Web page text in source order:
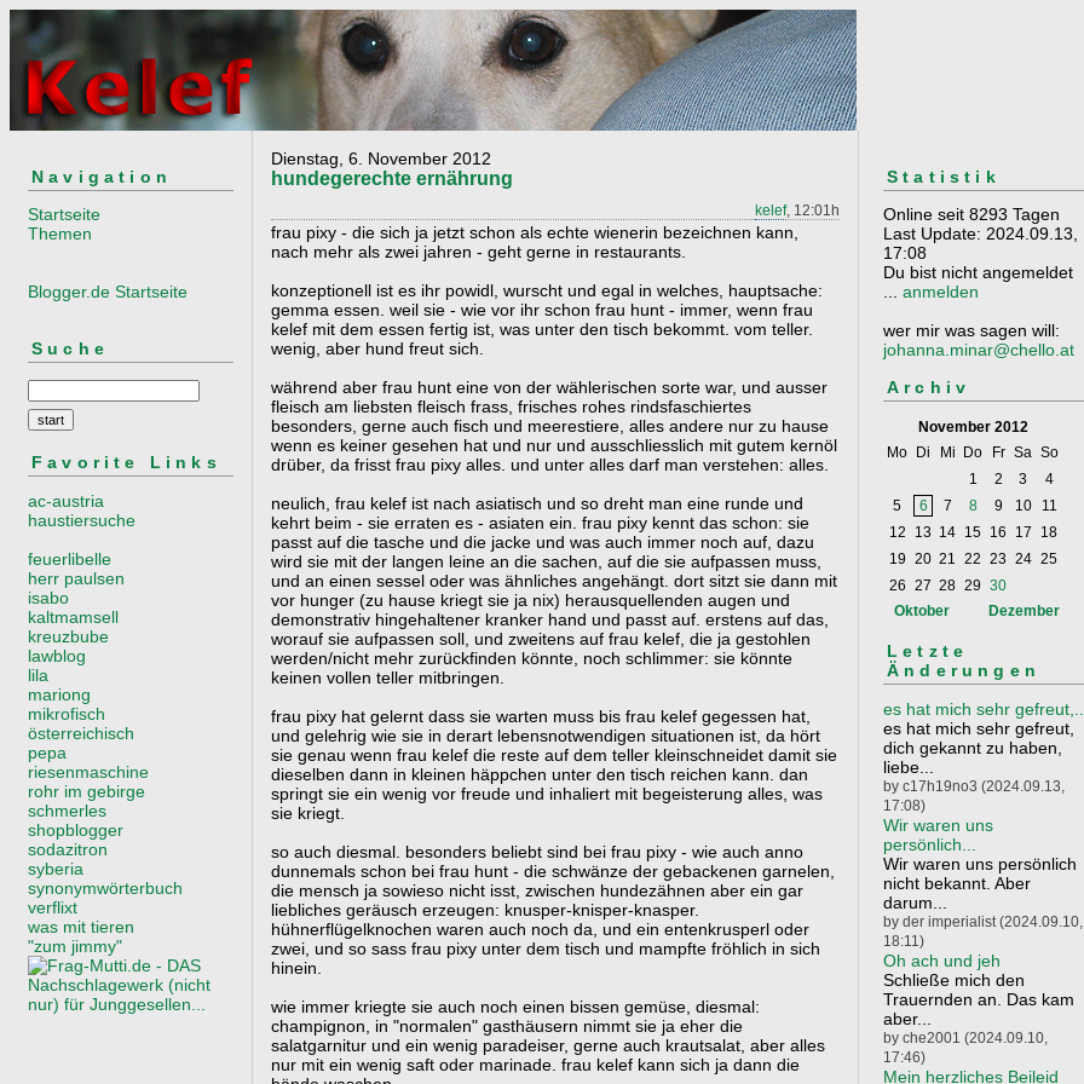
Navigation
Startseite
Themen
Blogger.de Startseite
Suche
Favorite Links
ac-austria
haustiersuche
feuerlibelle
herr paulsen
isabo
kaltmamsell
kreuzbube
lawblog
lila
mariong
mikrofisch
österreichisch
pepa
riesenmaschine
rohr im gebirge
schmerles
shopblogger
sodazitron
syberia
synonymwörterbuch
verflixt
was mit tieren
"zum jimmy"
Dienstag, 6. November 2012
hundegerechte ernährung
kelef, 12:01h
frau pixy - die sich ja jetzt schon als echte wienerin bezeichnen kann,
nach mehr als zwei jahren - geht gerne in restaurants.
konzeptionell ist es ihr powidl, wurscht und egal in welches, hauptsache:
gemma essen. weil sie - wie vor ihr schon frau hunt - immer, wenn frau
kelef mit dem essen fertig ist, was unter den tisch bekommt. vom teller.
wenig, aber hund freut sich.
während aber frau hunt eine von der wählerischen sorte war, und ausser
fleisch am liebsten fleisch frass, frisches rohes rindsfaschiertes
besonders, gerne auch fisch und meerestiere, alles andere nur zu hause
wenn es keiner gesehen hat und nur und ausschliesslich mit gutem kernöl
drüber, da frisst frau pixy alles. und unter alles darf man verstehen: alles.
neulich, frau kelef ist nach asiatisch und so dreht man eine runde und
kehrt beim - sie erraten es - asiaten ein. frau pixy kennt das schon: sie
passt auf die tasche und die jacke und was auch immer noch auf, dazu
wird sie mit der langen leine an die sachen, auf die sie aufpassen muss,
und an einen sessel oder was ähnliches angehängt. dort sitzt sie dann mit
vor hunger (zu hause kriegt sie ja nix) herausquellenden augen und
demonstrativ hingehaltener kranker hand und passt auf. erstens auf das,
worauf sie aufpassen soll, und zweitens auf frau kelef, die ja gestohlen
werden/nicht mehr zurückfinden könnte, noch schlimmer: sie könnte
keinen vollen teller mitbringen.
frau pixy hat gelernt dass sie warten muss bis frau kelef gegessen hat,
und gelehrig wie sie in derart lebensnotwendigen situationen ist, da hört
sie genau wenn frau kelef die reste auf dem teller kleinschneidet damit sie
dieselben dann in kleinen häppchen unter den tisch reichen kann. dan
springt sie ein wenig vor freude und inhaliert mit begeisterung alles, was
sie kriegt.
so auch diesmal. besonders beliebt sind bei frau pixy - wie auch anno
dunnemals schon bei frau hunt - die schwänze der gebackenen garnelen,
die mensch ja sowieso nicht isst, zwischen hundezähnen aber ein gar
liebliches geräusch erzeugen: knusper-knisper-knasper.
hühnerflügelknochen waren auch noch da, und ein entenkrusperl oder
zwei, und so sass frau pixy unter dem tisch und mampfte fröhlich in sich
hinein.
wie immer kriegte sie auch noch einen bissen gemüse, diesmal:
champignon, in "normalen" gasthäusern nimmt sie ja eher die
salatgarnitur und ein wenig paradeiser, gerne auch krautsalat, aber alles
nur mit ein wenig saft oder marinade. frau kelef kann sich ja dann die
Statistik
Online seit 8293 Tagen
Last Update: 2024.09.13,
17:08
Du bist nicht angemeldet
... anmelden
wer mir was sagen will:
johanna.minar@chello.at
Archiv
November 2012
Mo
Di Mi Do Fr Sa So
1
2 3
4
5
6 7 8 9 10
11
12
13 14 15 16 17
18
19 20 21 22 23 24 25
26 27 28 29 30
Oktober
Dezember
Letzte
Änderungen
es hat mich sehr
es hat mich sehr gefreut,
dich gekannt zu haben,
liebe...
by c17h19no3 (2024.09.13,
17:08)
Wir waren uns
persönlich...
Wir waren uns persönlich
nicht bekannt. Aber
darum...
by der imperialist (2024.09.10,
18:11)
Oh ach und jeh
Schließe mich den
Trauernden an. Das kam
aber...
by che2001 (2024.09.10,
17:46)
Mein herzliches Beileid